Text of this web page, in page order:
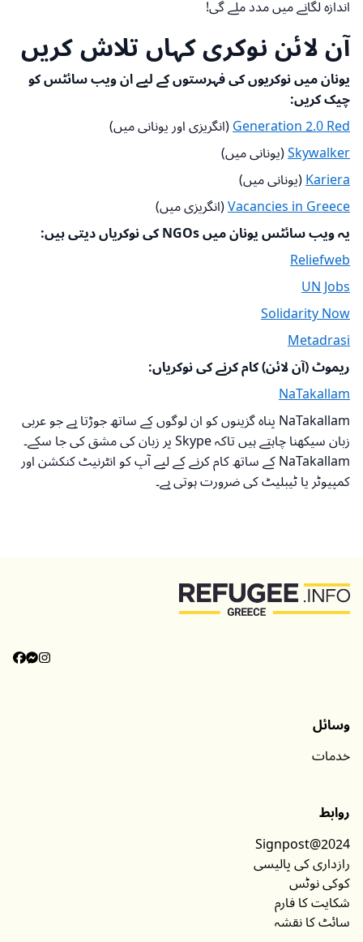
اندازہ لگانے میں مدد ملے گی!
آن لائن نوکری کہاں تلاش کریں
یونان میں نوکریوں کی فہرستوں کے لیے ان ویب سائٹس کو
چیک کریں:
Generation 2.0 Red(انگریزی اور یونانی میں)
Skywalker(یونانی میں)
Kariera(یونانی میں)
Vacancies in Greece(انگریزی میں)
یہ ویب سائٹس یونان میں NGOs کی نوکریاں دیتی ہیں:
Reliefweb
UN Jobs
Solidarity Now
Metadrasi
ریموٹ (آن لائن) کام کرنے کی نوکریاں:
NaTakallam
NaTakallam پناہ گزینوں کو ان لوگوں کے ساتھ جوڑتا ہے جو عربی
زبان سیکھنا چاہتے ہیں تاکہ Skype پر زبان کی مشق کی جا سکے۔
NaTakallam کے ساتھ کام کرنے کے لیے آپ کو انٹرنیٹ کنکشن اور
کمپیوٹر یا ٹیبلیٹ کی ضرورت ہوتی ہے۔
وسائل
خدمات
روابط
Signpost@2024
رازداری کی پالیسی
کوکی نوٹس
شکایت کا فارم
سائٹ کا نقشہ